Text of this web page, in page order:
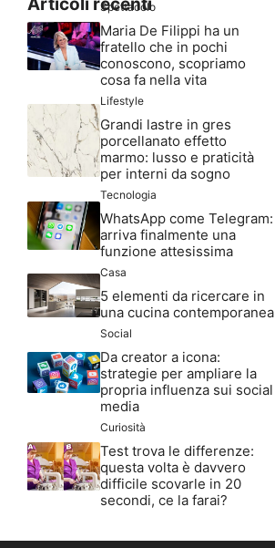
Articoli recenti
Spettacolo
Maria De Filippi ha un
fratello che in pochi
conoscono, scopriamo
cosa fa nella vita
Lifestyle
Grandi lastre in gres
porcellanato effetto
marmo: lusso e praticità
per interni da sogno
Tecnologia
WhatsApp come Telegram:
arriva finalmente una
funzione attesissima
Casa
5 elementi da ricercare in
una cucina contemporanea
Social
Da creator a icona:
strategie per ampliare la
propria influenza sui social
media
Curiosità
Test trova le differenze:
questa volta è davvero
difficile scovarle in 20
secondi, ce la farai?